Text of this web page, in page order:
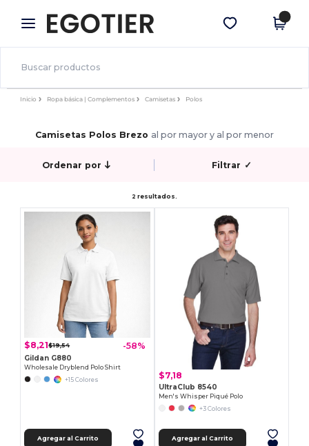
× App de Egotier
¡Mejores precios en app!
Descargar app
Inicio Ropa básica | Complementos Camisetas Polos
Camisetas Polos Brezo al por mayor y al por menor
Ordenar por Filtrar ✓
2 resultados.
$8,21$19,54 -58%
Gildan G880
Wholesale Dryblend Polo Shirt
+15 Colores
Agregar al Carrito
$7,18
UltraClub 8540
Men's Whisper Piqué Polo
+3 Colores
Agregar al Carrito